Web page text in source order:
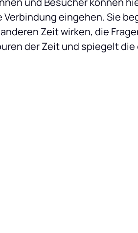
Verbindung eingehen. Sie
Zeit wirken, die
der Zeit und spiegelt